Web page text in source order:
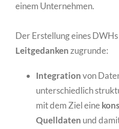
einem Unternehmen.
Der Erstellung eines
Leitgedankenzugrunde:
Integrationvon
unterschiedlich
mit dem Ziel eine
Quelldaten und